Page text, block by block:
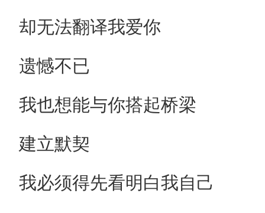
却无法翻译我爱你
遗憾不已
我也想能与你搭起桥梁
建立默契
我必须得先看明白我自己